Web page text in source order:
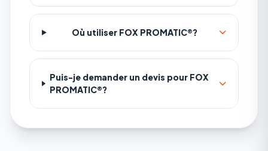
Où utiliser FOX PROMATIC®?
Puis-je demander un devis pour FOX
PROMATIC®?